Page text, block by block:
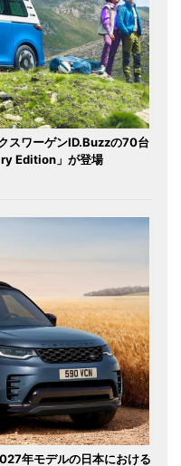
スワーゲンID.Buzzの70台
Edition」が登場
年モデルの日本における